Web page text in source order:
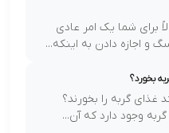
برای شما یک امر عادی
اجازه دادن به اینکه...
بخورد؟
غذای گربه را بخورند؟
وجود دارد که آن...